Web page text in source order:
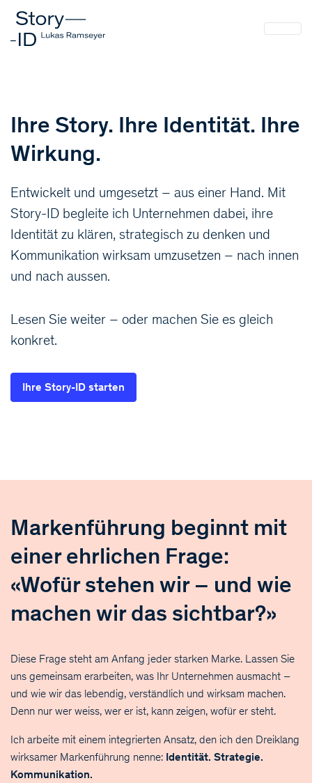
Ihre Story. Ihre Identität. Ihre
Wirkung.
Entwickelt und umgesetzt – aus einer Hand. Mit
Story-ID begleite ich Unternehmen dabei, ihre
Identität zu klären, strategisch zu denken und
Kommunikation wirksam umzusetzen – nach innen
und nach aussen.
Lesen Sie weiter – oder machen Sie es gleich
konkret.
Ihre Story-ID starten
Markenführung beginnt mit
einer ehrlichen Frage:
«Wofür stehen wir – und wie
machen wir das sichtbar?»
Diese Frage steht am Anfang jeder starken Marke. Lassen Sie
uns gemeinsam erarbeiten, was Ihr Unternehmen ausmacht –
und wie wir das lebendig, verständlich und wirksam machen.
Denn nur wer weiss, wer er ist, kann zeigen, wofür er steht.
Ich arbeite mit einem integrierten Ansatz, den ich den Dreiklang
wirksamer Markenführung nenne: Identität. Strategie.
Kommunikation.